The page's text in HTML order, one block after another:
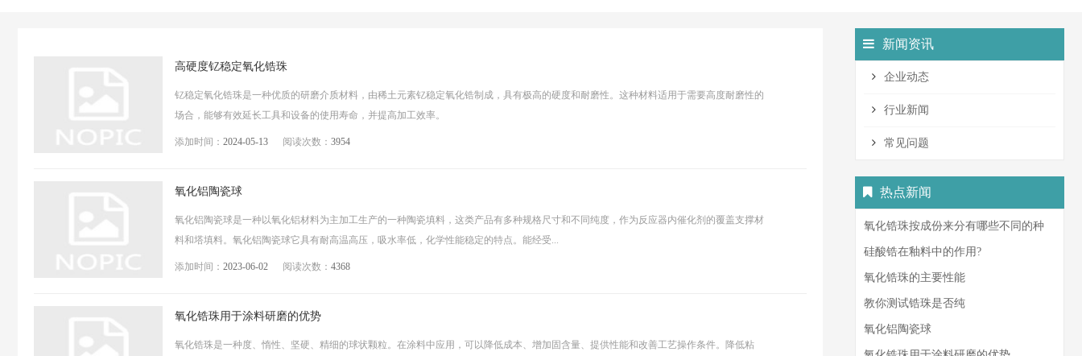
高硬度钇稳定氧化锆珠
钇稳定氧化锆珠是一种优质的研磨介质材料，由稀土元素钇稳定氧化锆制成，具有极高的硬度和耐磨性。这种材料适用于需要高度耐磨性的
场合，能够有效延长工具和设备的使用寿命，并提高加工效率。
添加时间： 2024-05-13 阅读次数： 3954
氧化铝陶瓷球
氧化铝陶瓷球是一种以氧化铝材料为主加工生产的一种陶瓷填料，这类产品有多种规格尺寸和不同纯度，作为反应器内催化剂的覆盖支撑材
料和塔填料。氧化铝陶瓷球它具有耐高温高压，吸水率低，化学性能稳定的特点。能经受...
添加时间： 2023-06-02 阅读次数： 4368
氧化锆珠用于涂料研磨的优势
氧化锆珠是一种度、惰性、坚硬、精细的球状颗粒。在涂料中应用，可以降低成本、增加固含量、提供性能和改善工艺操作条件。降低粘
新闻资讯
企业动态
行业新闻
常见问题
热点新闻
氧化锆珠按成份来分有哪些不同的种
类？
硅酸锆在釉料中的作用?
氧化锆珠的主要性能
教你测试锆珠是否纯
氧化铝陶瓷球